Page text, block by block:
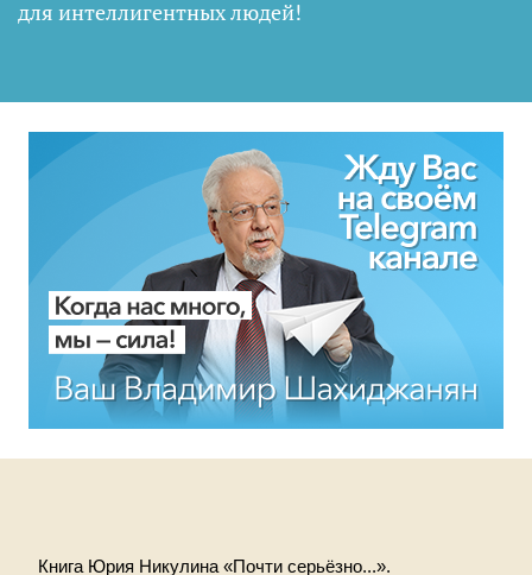
для интеллигентных людей!
Книга Юрия Никулина «Почти серьёзно...».